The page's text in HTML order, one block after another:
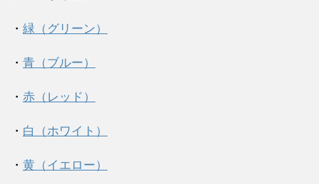
・ 緑（グリーン）
・ 青（ブルー）
・ 赤（レッド）
・ 白（ホワイト）
・ 黄（イエロー）